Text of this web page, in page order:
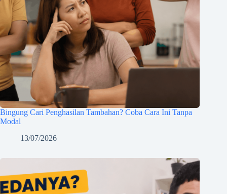
Bingung Cari Penghasilan Tambahan? Coba Cara Ini Tanpa
Modal
13/07/2026